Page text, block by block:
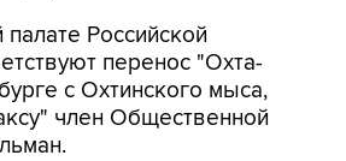
Российской
перенос "Охта-
с Охтинского мыса,
член Общественной